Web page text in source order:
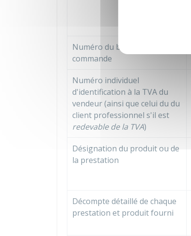
Numéro du bon de
commande
Numéro individuel
d'identification à la TVAdu
vendeur (ainsi que celui du du
client professionnel s'il est
redevable de la TVA)
Désignation du produit ou de
la prestation
Décompte détaillé de chaque
prestation et produit fourni